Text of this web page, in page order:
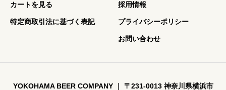
カートを見る
特定商取引法に基づく表記
採用情報
プライバシーポリシー
お問い合わせ
YOKOHAMA BEER COMPANY ｜ 〒231-0013 神奈川県横浜市